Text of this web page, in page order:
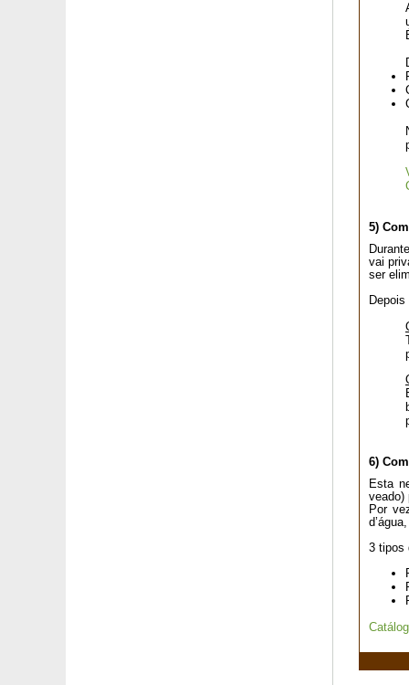
5)
vai
ser
6)
Esta
veado)
Por
3 tipos